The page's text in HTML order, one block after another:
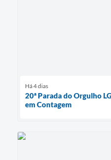
Há 4 dias
20ª Parada do Orgulho
em Contagem